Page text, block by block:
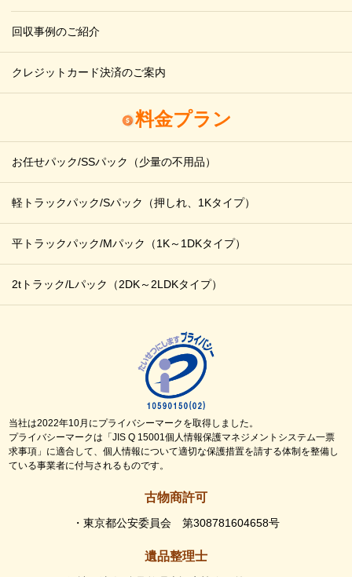
回収事例のご紹介
クレジットカード決済のご案内
料金プラン
お任せパック/SSパック （少量の不用品）
軽トラックパック/Sパック （押しれ、1Kタイプ）
平トラックパック/Mパック （1K～1DKタイプ）
2tトラック/Lパック （2DK～2LDKタイプ）
当社は2022年10月にプライバシーマークを取得しました。
プライバシーマークは「JIS Q 15001個人情報保護マネジメントシステム一票
求事項」に適合して、個人情報について適切な保護措置を請する体制を整備し
ている事業者に付与されるものです。
古物商許可
・東京都公安委員会 第308781604658号
遺品整理士